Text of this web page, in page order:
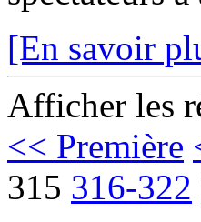
[En savoir
Afficher les
<< Première
315 316-322